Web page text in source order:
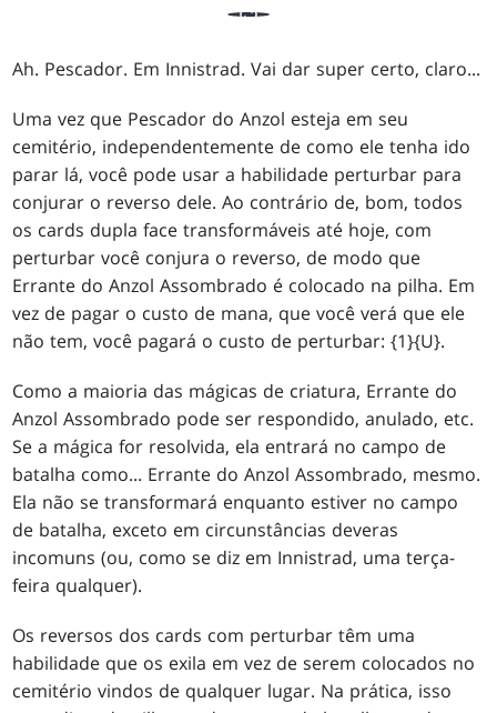
Ah. Pescador. Em Innistrad. Vai dar super certo, claro...
Uma vez que Pescador do Anzol esteja em seu
cemitério, independentemente de como ele tenha ido
parar lá, você pode usar a habilidade perturbar para
conjurar o reverso dele. Ao contrário de, bom, todos
os cards dupla face transformáveis até hoje, com
perturbar você conjura o reverso, de modo que
Errante do Anzol Assombrado é colocado na pilha. Em
vez de pagar o custo de mana, que você verá que ele
não tem, você pagará o custo de perturbar: {1}{U}.
Como a maioria das mágicas de criatura, Errante do
Anzol Assombrado pode ser respondido, anulado, etc.
Se a mágica for resolvida, ela entrará no campo de
batalha como... Errante do Anzol Assombrado, mesmo.
Ela não se transformará enquanto estiver no campo
de batalha, exceto em circunstâncias deveras
incomuns (ou, como se diz em Innistrad, uma terça-
feira qualquer).
Os reversos dos cards com perturbar têm uma
habilidade que os exila em vez de serem colocados no
cemitério vindos de qualquer lugar. Na prática, isso